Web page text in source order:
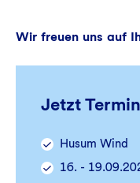
Wir freuen uns auf
Jetzt
Husum Wind
16. -